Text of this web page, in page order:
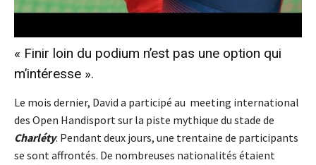
« Finir loin du podium n’est pas une option qui
m’intéresse ».
Le mois dernier, David a participé au meeting international
des Open Handisport sur la piste mythique du stade de
Charléty. Pendant deux jours, une trentaine de participants
se sont affrontés. De nombreuses nationalités étaient